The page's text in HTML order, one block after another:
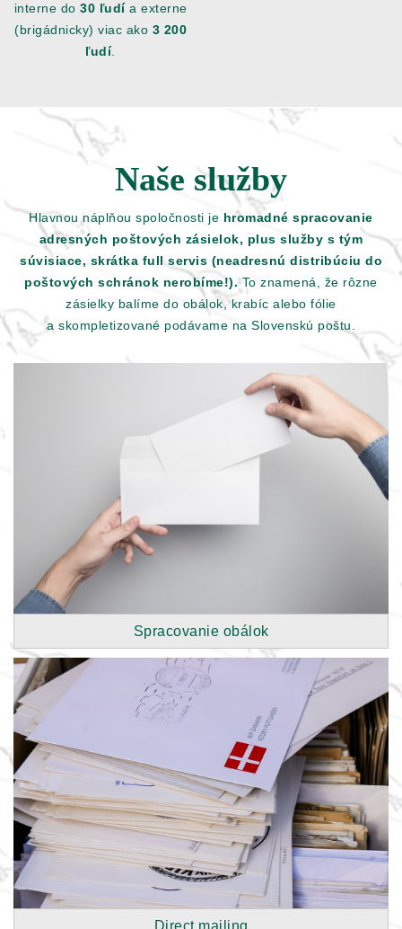
interne do 30 ľudía externe
(brigádnicky) viac ako 3 200
ľudí.
Naše služby
Hlavnou náplňou spoločnosti je hromadné spracovanie
adresných poštových zásielok, plus služby s tým
súvisiace, skrátka full servis (neadresnú distribúciu do
poštových schránok nerobíme!).To znamená, že rôzne
zásielky balíme do obálok, krabíc alebo fólie
a skompletizované podávame na Slovenskú poštu.
Spracovanie obálok
Direct mailing